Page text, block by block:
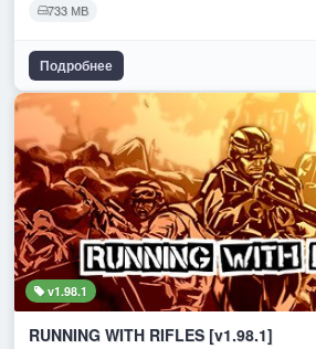
733 МВ
Подробнее
v1.98.1
RUNNING WITH RIFLES [v1.98.1]